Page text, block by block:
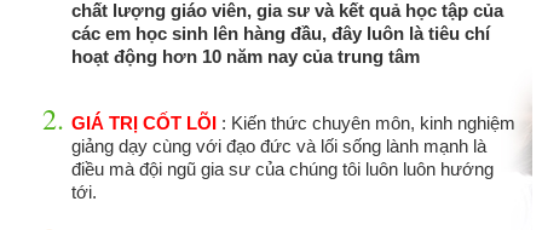
chất lượng giáo viên, gia sư và kết quả học tập của
các em học sinh lên hàng đầu, đây luôn là tiêu chí
hoạt động hơn 10 năm nay của trung tâm
GIÁ TRỊ CỐT LÕI: Kiến thức chuyên môn, kinh nghiệm
giảng dạy cùng với đạo đức và lối sống lành mạnh là
điều mà đội ngũ gia sư của chúng tôi luôn luôn hướng
tới.